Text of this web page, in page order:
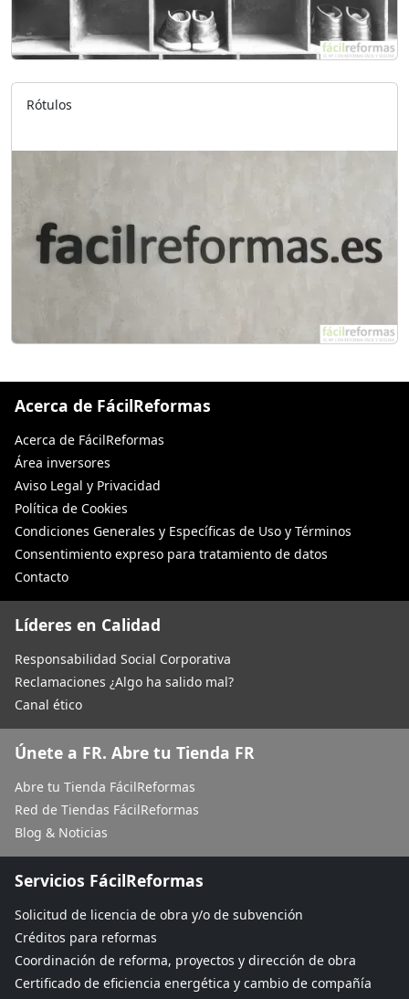
Rótulos
Acerca de FácilReformas
Acerca de FácilReformas
Área inversores
Aviso Legal y Privacidad
Política de Cookies
Condiciones Generales y Específicas de Uso y Términos
Consentimiento expreso para tratamiento de datos
Contacto
Líderes en Calidad
Responsabilidad Social Corporativa
Reclamaciones ¿Algo ha salido mal?
Canal ético
Únete a FR. Abre tu Tienda FR
Abre tu Tienda FácilReformas
Red de Tiendas FácilReformas
Blog & Noticias
Servicios FácilReformas
Solicitud de licencia de obra y/o de subvención
Créditos para reformas
Coordinación de reforma, proyectos y dirección de obra
Certificado de eficiencia energética y cambio de compañía